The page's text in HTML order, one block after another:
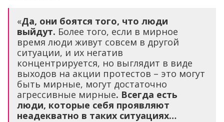
«Да, они боятся того, что люди
выйдут. Более того, если в мирное
время люди живут совсем в другой
ситуации, и их негатив
концентрируется, но выглядит в виде
выходов на акции протестов – это могут
быть мирные, могут достаточно
агрессивные мирные. Всегда есть
люди, которые себя проявляют
неадекватно в таких ситуациях…